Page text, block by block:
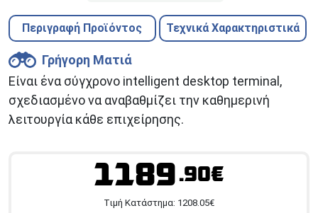
Περιγραφή Προϊόντος Τεχνικά Χαρακτηριστικά
Γρήγορη Ματιά
Είναι ένα σύγχρονο intelligent desktop terminal,
σχεδιασμένο να αναβαθμίζει την καθημερινή
λειτουργία κάθε επιχείρησης.
1189.90€
Tιμή Κατάστημα: 1208.05€